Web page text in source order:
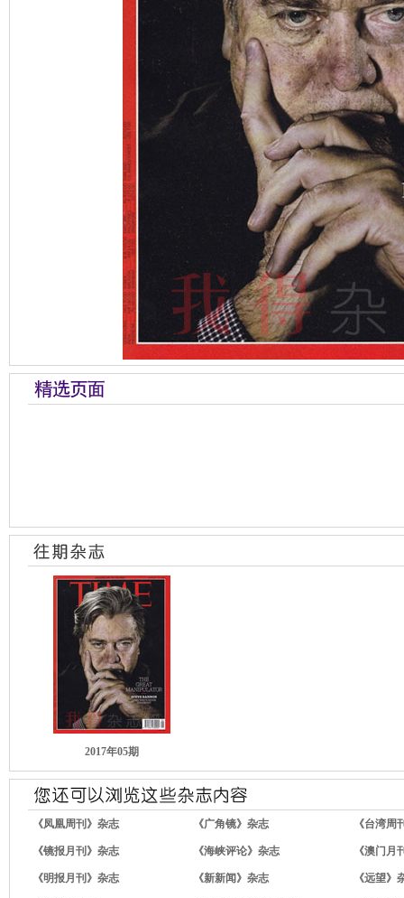
2017年05期
《凤凰周刊》杂志 《广角镜》杂志 《台湾周
《镜报月刊》杂志 《海峡评论》杂志 《澳门月
《明报月刊》杂志 《新新闻》杂志 《远望》